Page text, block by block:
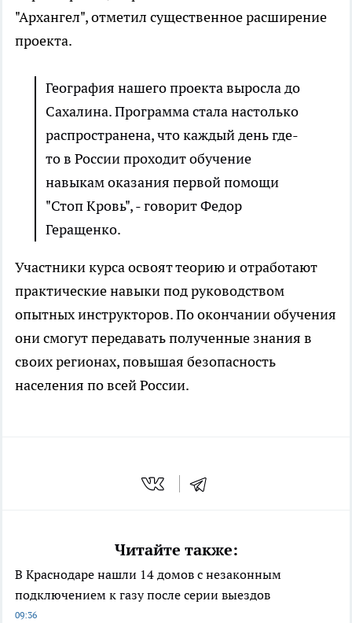
"Архангел", отметил существенное расширение
проекта.
География нашего проекта выросла до
Сахалина. Программа стала настолько
распространена, что каждый день где-
то в России проходит обучение
навыкам оказания первой помощи
"Стоп Кровь", - говорит Федор
Геращенко.
Участники курса освоят теорию и отработают
практические навыки под руководством
опытных инструкторов. По окончании обучения
они смогут передавать полученные знания в
своих регионах, повышая безопасность
населения по всей России.
Читайте также:
В Краснодаре нашли 14 домов с незаконным
подключением к газу после серии выездов
09:36